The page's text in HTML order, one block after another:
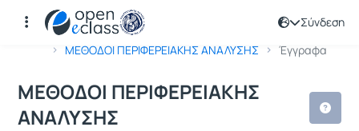
Σύνδεση
Αρχική Σελίδα
ΜΕΘΟΔΟΙ ΠΕΡΙΦΕΡΕΙΑΚΗΣ ΑΝΑΛΥΣΗΣ
Έγγραφα
Μάθημα : ΜΕΘΟΔΟΙ ΠΕΡΙΦΕΡΕΙΑΚΗΣ
Κωδικός : GEO251
ΜΕΘΟΔΟΙ ΠΕΡΙΦΕΡΕΙΑΚΗΣ
ΑΝΑΛΥΣΗΣ